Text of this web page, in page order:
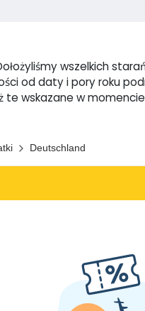
wszelkich
od daty i pory roku
te wskazane w
Deutschland